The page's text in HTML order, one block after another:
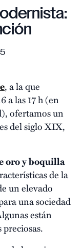
, a la que
a las 17 h (en
ofertamos un
del siglo XIX,
oro y boquilla
de la
un elevado
una sociedad
están